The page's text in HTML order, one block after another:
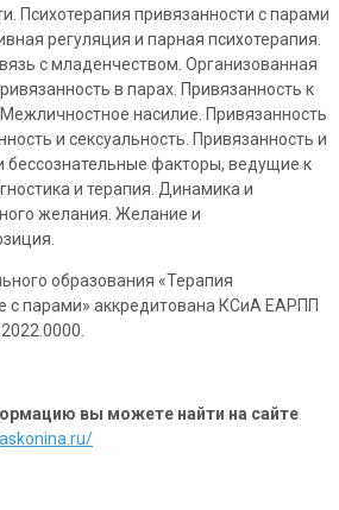
Психотерапия привязанности с парами
регуляция и парная психотерапия.
с младенчеством. Организованная
в парах. Привязанность к
насилие. Привязанность
и сексуальность. Привязанность и
бессознательные факторы, ведущие к
и терапия. Динамика и
желания. Желание и
образования «Терапия
с парами» аккредитована КСиА ЕАРПП
вы можете найти на сайте